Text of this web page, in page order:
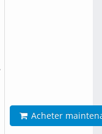
Acheter